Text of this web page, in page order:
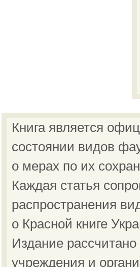
Книга является
состоянии видов
о мерах по их
Каждая статья
распространения
о Красной книге
Издание
учреждения и